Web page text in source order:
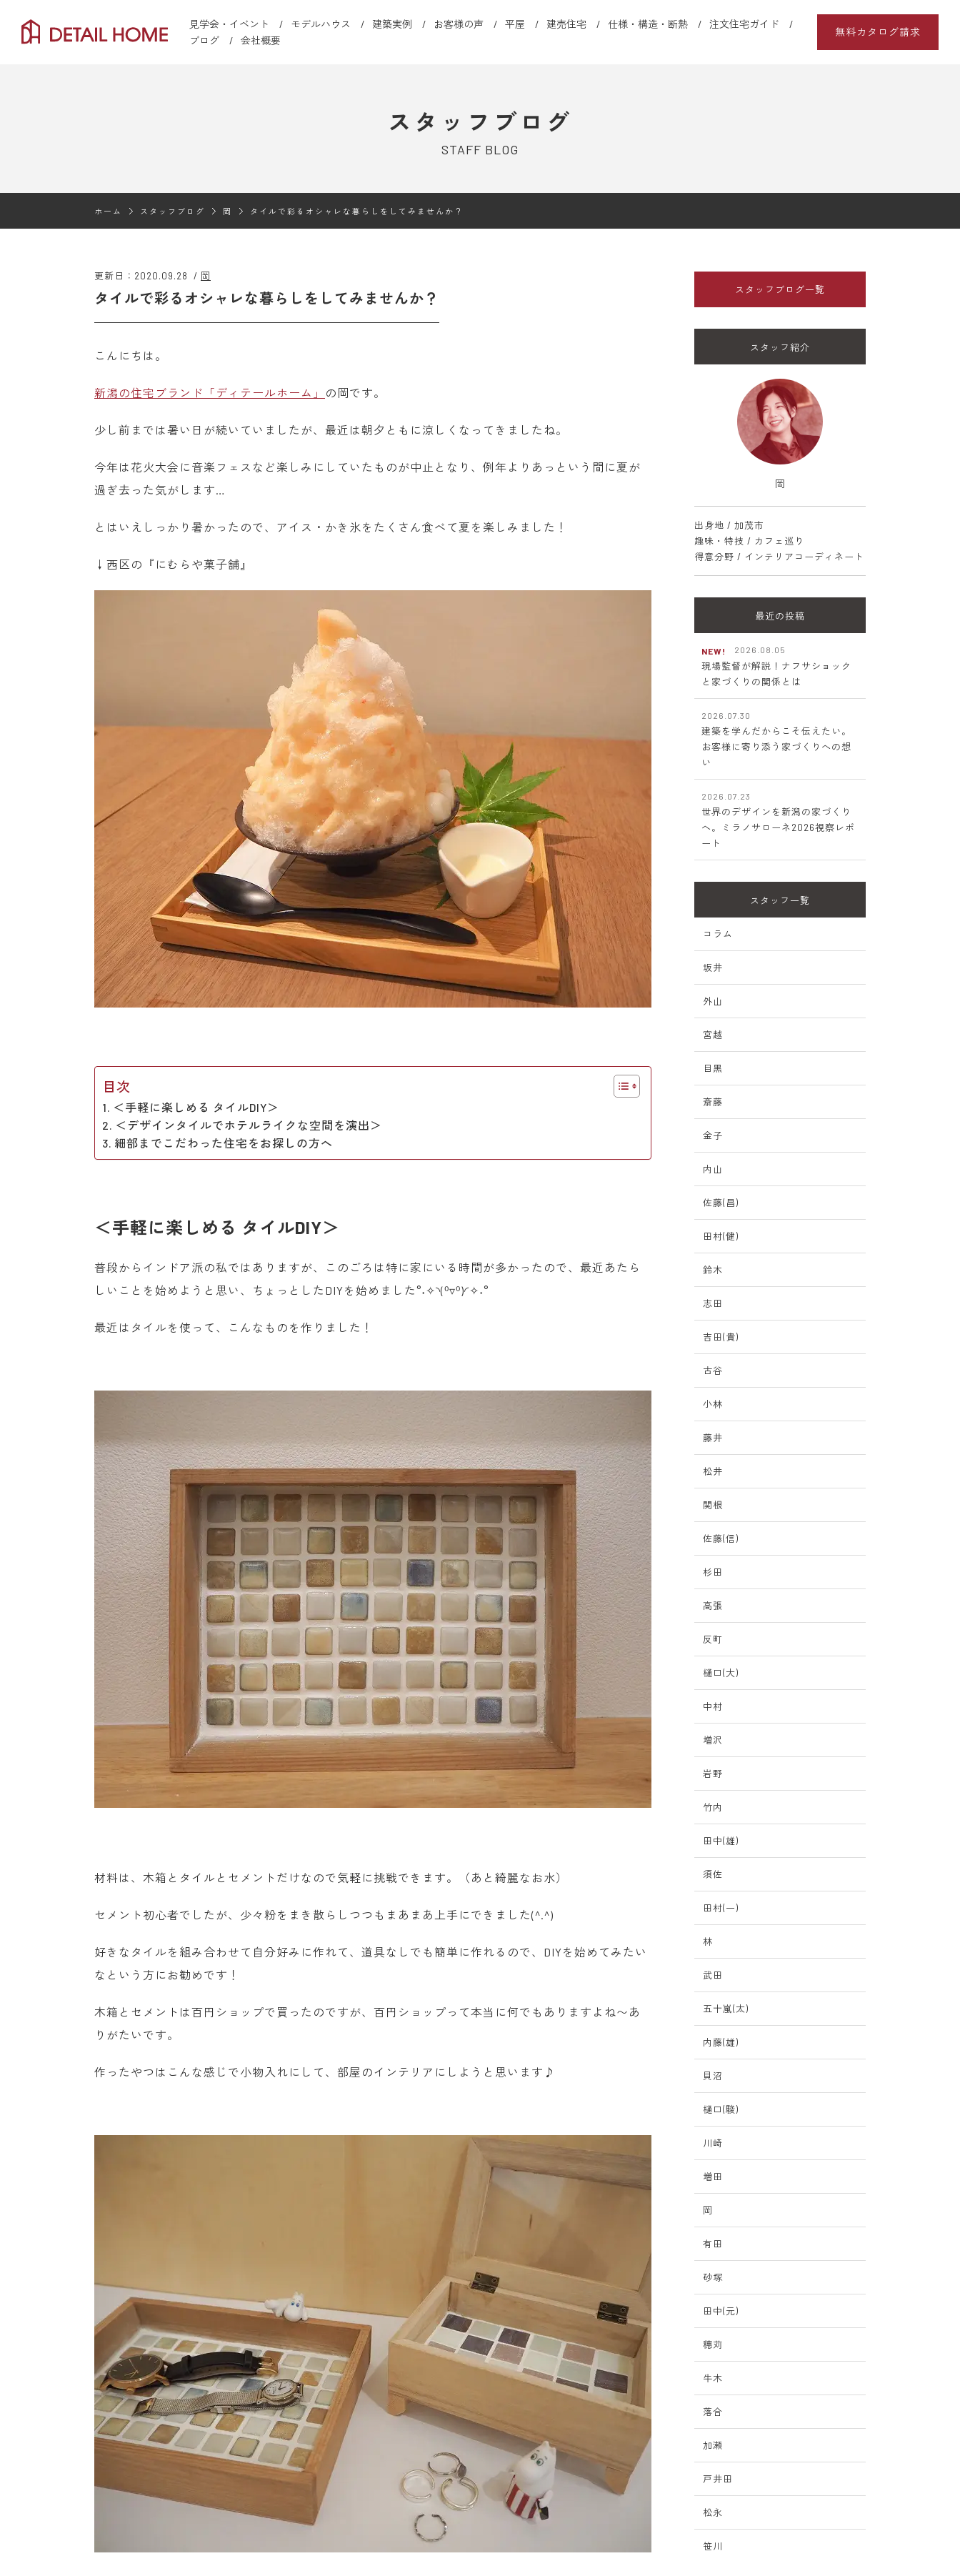
見学会・イベント モデルハウス 建築実例 お客様の声 平屋 建売住宅 仕様・構造・断熱
注文住宅ガイド
ブログ
会社概要
無料カタログ請求
スタッフブログ
STAFF BLOG
ホーム スタッフブログ 岡 タイルで彩るオシャレな暮らしをしてみませんか？
更新日：2020.09.28 / 岡
タイルで彩るオシャレな暮らしをしてみませんか？
こんにちは。
新潟の住宅ブランド「ディテールホーム」 の岡です。
少し前までは暑い日が続いていましたが、最近は朝夕ともに涼しくなってきましたね。
今年は花火大会に音楽フェスなど楽しみにしていたものが中止となり、例年よりあっという間に夏が
過ぎ去った気がします…
とはいえしっかり暑かったので、アイス・かき氷をたくさん食べて夏を楽しみました！
↓西区の『にむらや菓子舗』
目次
＜手軽に楽しめる タイルDIY＞
＜デザインタイルでホテルライクな空間を演出＞
細部までこだわった住宅をお探しの方へ
＜手軽に楽しめる タイルDIY＞
普段からインドア派の私ではありますが、このごろは特に家にいる時間が多かったので、最近あたら
しいことを始めようと思い、ちょっとしたDIYを始めました°˖✧◝(⁰▿⁰)◜✧˖°
最近はタイルを使って、こんなものを作りました！
材料は、木箱とタイルとセメントだけなので気軽に挑戦できます。（あと綺麗なお水）
セメント初心者でしたが、少々粉をまき散らしつつもまあまあ上手にできました(^.^)
好きなタイルを組み合わせて自分好みに作れて、道具なしでも簡単に作れるので、DIYを始めてみたい
なという方にお勧めです！
木箱とセメントは百円ショップで買ったのですが、百円ショップって本当に何でもありますよね〜あ
りがたいです。
作ったやつはこんな感じで小物入れにして、部屋のインテリアにしようと思います♪
スタッフブログ一覧
スタッフ紹介
岡
出身地 / 加茂市
趣味・特技 / カフェ巡り
得意分野 / インテリアコーディネート
最近の投稿
NEW! 2026.08.05
現場監督が解説！ナフサショック
と家づくりの関係とは
2026.07.30
建築を学んだからこそ伝えたい。
お客様に寄り添う家づくりへの想
い
2026.07.23
世界のデザインを新潟の家づくり
へ。ミラノサローネ2026視察レポ
ート
スタッフ一覧
コラム
坂井
外山
宮越
目黒
斎藤
金子
内山
佐藤(昌)
田村(健)
鈴木
志田
吉田(貴)
古谷
小林
藤井
松井
関根
佐藤(信)
杉田
高張
反町
樋口(大)
中村
増沢
岩野
竹内
田中(雄)
須佐
田村(一)
林
武田
五十嵐(太)
内藤(雄)
貝沼
樋口(駿)
川崎
増田
岡
有田
砂塚
田中(元)
穗苅
牛木
落合
加瀬
戸井田
松永
笹川